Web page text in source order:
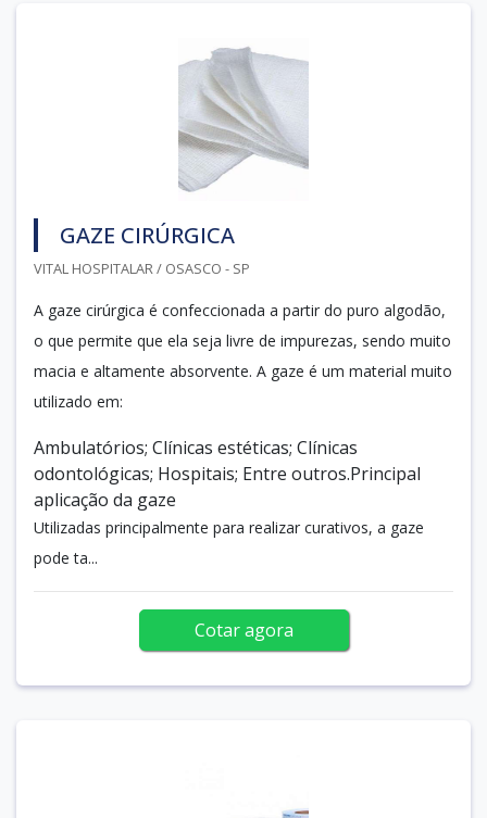
GAZE CIRÚRGICA
VITAL HOSPITALAR / OSASCO - SP
A gaze cirúrgica é confeccionada a partir do puro algodão,
o que permite que ela seja livre de impurezas, sendo muito
macia e altamente absorvente. A gaze é um material muito
utilizado em:
Ambulatórios; Clínicas estéticas; Clínicas
odontológicas; Hospitais; Entre outros.Principal
aplicação da gaze
Utilizadas principalmente para realizar curativos, a gaze
pode ta...
Cotar agora